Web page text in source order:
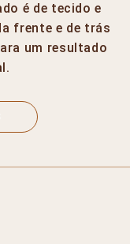
é de tecido e
frente e de trás
um resultado